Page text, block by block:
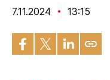
7.11.2024 13:15